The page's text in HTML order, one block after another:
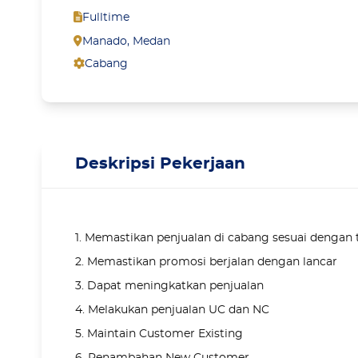
Fulltime
Manado, Medan
Cabang
Deskripsi Pekerjaan
1. Memastikan penjualan di cabang sesuai dengan
2. Memastikan promosi berjalan dengan lancar
3. Dapat meningkatkan penjualan
4. Melakukan penjualan UC dan NC
5. Maintain Customer Existing